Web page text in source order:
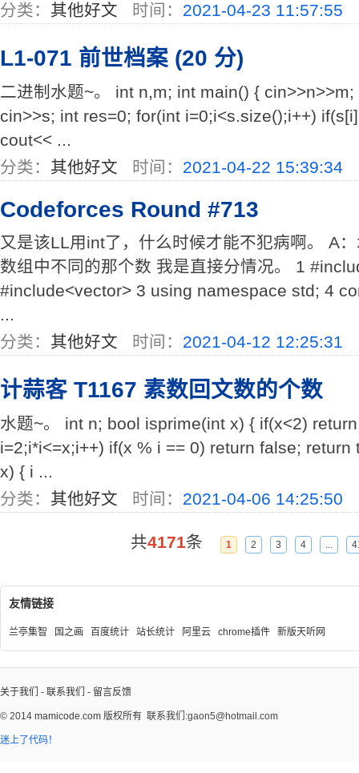
分类： 其他好文 时间： 2021-04-23 11:57:55
L1-071 前世档案 (20 分)
二进制水题~。 int n,m; int main() {
cin>>s; int res=0; for(int i=0;i<s.size();i++)
cout<< ...
分类： 其他好文 时间： 2021-04-22 15:39:34
Codeforces Round #713
又是该LL用int了，什么时候才能不犯病啊。 A
数组中不同的那个数 我是直接分情况。 1
#include<vector> 3 using namespace std; 4
...
分类： 其他好文 时间： 2021-04-12 12:25:31
计蒜客 T1167 素数回文数的个数
水题~。 int n; bool isprime(int x) { if(x<2)
i=2;i*i<=x;i++) if(x % i == 0) return false;
x) { i ...
分类： 其他好文 时间： 2021-04-06 14:25:50
共4171条 1 2 3 4 ...
友情链接
兰亭集智 国之画 百度统计 站长统计 阿里云 chrome插件 新版天听网
关于我们 - 联系我们 - 留言反馈
© 2014 mamicode.com 版权所有 联系我们:gaon5@hotmail.com
迷上了代码！